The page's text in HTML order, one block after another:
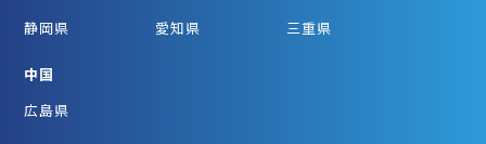
静岡県
愛知県 三重県
中国
広島県